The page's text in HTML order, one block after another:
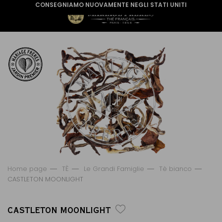
CONSEGNIAMO NUOVAMENTE NEGLI STATI UNITI
Home page TÈ Le Grandi Famiglie
Tè bianco
CASTLETON MOONLIGHT
CASTLETON MOONLIGHT